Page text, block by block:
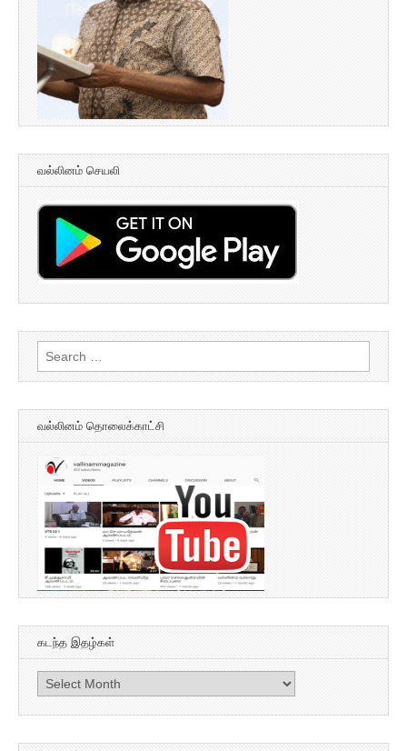
வல்லினம் செயலி
Search
for:
வல்லினம் தொலைக்காட்சி
கடந்த இதழ்கள்
கடந்த
இதழ்கள்